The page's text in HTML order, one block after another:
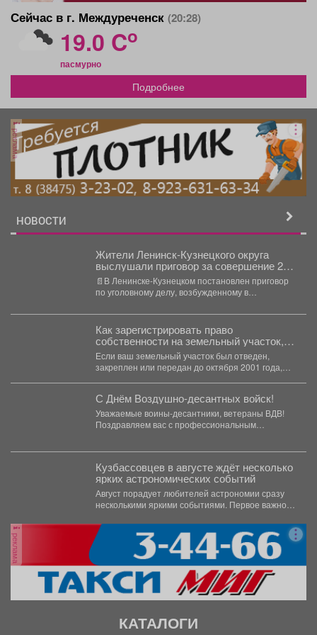
Сейчас в г. Междуреченск (20:28)
19.0 Co
пасмурно
Подробнее
реклама
НОВОСТИ
Жители Ленинск-Кузнецкого округа
выслушали приговор за совершение 26
краж из гаражей, жилых домов и
садовых участков
📄В Ленинске-Кузнецком постановлен приговор
по уголовному делу, возбужденному в
Как зарегистрировать право
собственности на земельный участок,
предоставленный до 2001 года
Если ваш земельный участок был отведен,
закреплен или передан до октября 2001 года,
С Днём Воздушно-десантных войск!
Уважаемые воины-десантники, ветераны ВДВ!
Поздравляем вас с профессиональным
Кузбассовцев в августе ждёт несколько
ярких астрономических событий
Август порадует любителей астрономии сразу
несколькими яркими событиями. Первое важное
реклама
КАТАЛОГИ